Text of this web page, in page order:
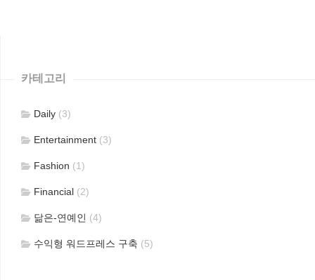
카테고리
Daily (3)
Entertainment (3)
Fashion (1)
Financial (2)
닮은-연예인 (4)
수익형 워드프레스 구축 (5)